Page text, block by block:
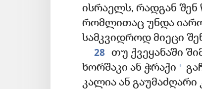
ისრაელს, რადგან შენ
რომლითაც უნდა
სამკვიდროდ მიეცი
28 თუ ქვეყანაში
ხორშაკი ან ჭრაქი +
კალია ან გაუმაძღარი